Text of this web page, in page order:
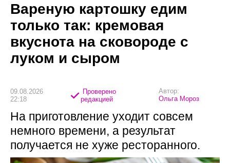
Вареную картошку едим
только так: кремовая
вкуснота на сковороде с
луком и сыром
09.08.2026
22:18
Проверено
редакцией
Автор:
Ольга Мороз
На приготовление уходит совсем
немного времени, а результат
получается не хуже ресторанного.